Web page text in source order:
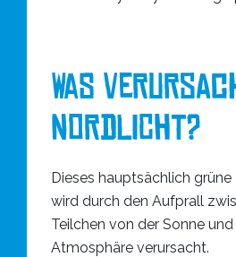
WAS
NORDLICHT?
Dieses hauptsächlich
wird durch den Aufprall
Teilchen von der Sonne
Atmosphäre verursacht.